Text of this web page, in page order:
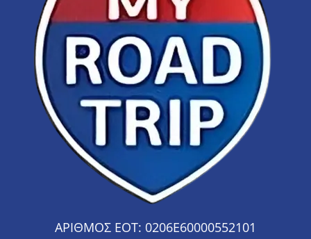
ΑΡΙΘΜΟΣ ΕΟΤ: 0206E60000552101